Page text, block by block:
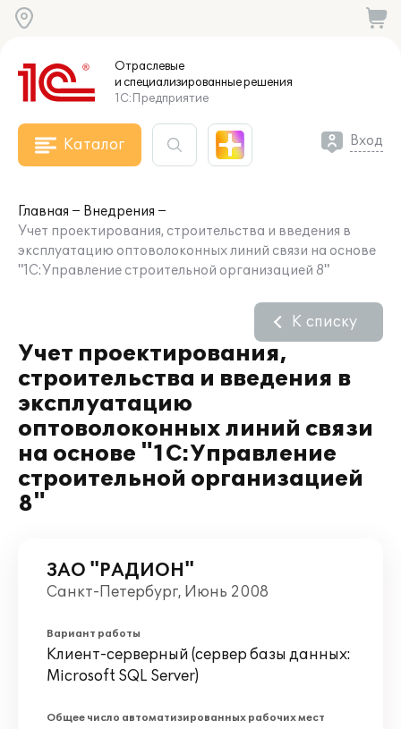
Отраслевые
и специализированныерешения
1С:Предприятие
Каталог Вход
Главная
Внедрения
Учет проектирования, строительства и введения в
эксплуатацию оптоволоконных линий связи на основе
"1С:Управление строительной организацией 8"
Учет проектирования,
строительства и введения в
эксплуатацию
оптоволоконных линий связи
на основе "1С:Управление
строительной организацией
8"
К списку
ЗАО "РАДИОН"
Санкт-Петербург, Июнь 2008
Вариант работы
Клиент-серверный (сервер базы данных:
Microsoft SQL Server)
Общее число автоматизированных рабочих мест